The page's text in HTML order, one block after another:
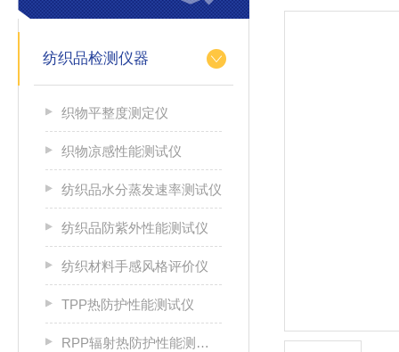
纺织品检测仪器
织物平整度测定仪
织物凉感性能测试仪
纺织品水分蒸发速率测试仪
纺织品防紫外性能测试仪
纺织材料手感风格评价仪
TPP热防护性能测试仪
RPP辐射热防护性能测试仪